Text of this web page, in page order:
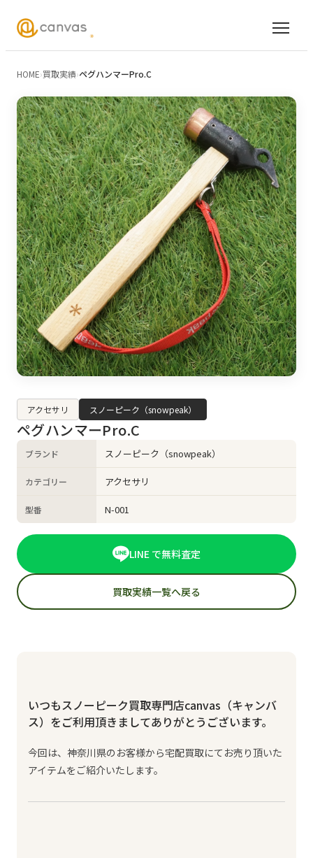
HOME›買取実績›ペグハンマーPro.C
アクセサリ スノーピーク（snowpeak）
ペグハンマーPro.C
ブランド スノーピーク（snowpeak）
カテゴリー アクセサリ
型番 N-001
LINE で無料査定
買取実績一覧へ戻る
いつもスノーピーク買取専門店canvas（キャンバ
ス）をご利用頂きましてありがとうございます。
今回は、神奈川県のお客様から宅配買取にてお売り頂いた
アイテムをご紹介いたします。